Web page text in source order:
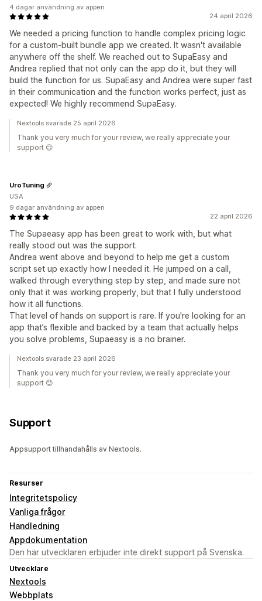
24 april 2026
We needed a pricing function to handle complex pricing logic
for a custom-built bundle app we created. It wasn't available
anywhere off the shelf. We reached out to SupaEasy and
Andrea replied that not only can the app do it, but they will
build the function for us. SupaEasy and Andrea were super fast
in their communication and the function works perfect, just as
expected! We highly recommend SupaEasy.
4 dagar användning av appen
Nextools svarade 25 april 2026
Thank you very much for your review, we really appreciate your
support 😊
22 april 2026
The Supaeasy app has been great to work with, but what
really stood out was the support.
Andrea went above and beyond to help me get a custom
script set up exactly how I needed it. He jumped on a call,
walked through everything step by step, and made sure not
only that it was working properly, but that I fully understood
how it all functions.
That level of hands on support is rare. If you're looking for an
app that’s flexible and backed by a team that actually helps
you solve problems, Supaeasy is a no brainer.
UroTuning
USA
9 dagar användning av appen
Nextools svarade 23 april 2026
Thank you very much for your review, we really appreciate your
support 😊
Support
Appsupport tillhandahålls av Nextools.
Resurser
Integritetspolicy
Vanliga frågor
Handledning
Appdokumentation
Den här utvecklaren erbjuder inte direkt support på Svenska.
Utvecklare
Nextools
Webbplats